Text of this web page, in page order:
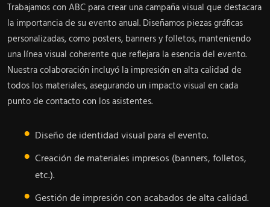
Trabajamos con ABC para crear una campaña visual que destacara
la importancia de su evento anual. Diseñamos piezas gráficas
personalizadas, como posters, banners y folletos, manteniendo
una línea visual coherente que reflejara la esencia del evento.
Nuestra colaboración incluyó la impresión en alta calidad de
todos los materiales, asegurando un impacto visual en cada
punto de contacto con los asistentes.
Diseño de identidad visual para el evento.
Creación de materiales impresos (banners, folletos,
etc.).
Gestión de impresión con acabados de alta calidad.